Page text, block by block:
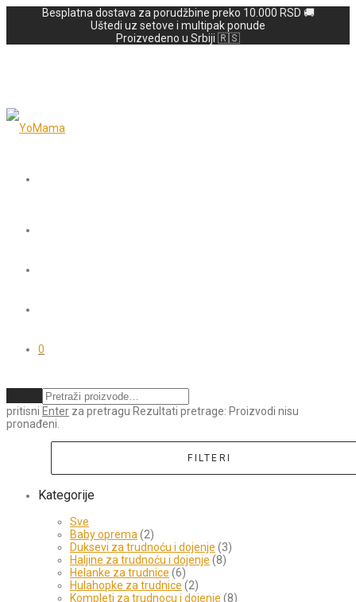
Besplatna dostava za porudžbine preko 10.000 RSD 🚚
Uštedi uz setove i multipak ponude
Proizvedeno u Srbiji 🇷🇸
0
pritisni Enter za pretragu Rezultati pretrage: Proizvodi nisu
pronađeni.
FILTERI
Kategorije
Sve
Baby oprema (2)
Duksevi za trudnoću i dojenje (3)
Haljine za trudnoću i dojenje (8)
Helanke za trudnice (6)
Hulahopke za trudnice (2)
Kompleti za trudnocu i dojenje (8)